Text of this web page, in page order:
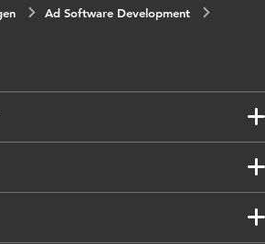
Ad Software Development